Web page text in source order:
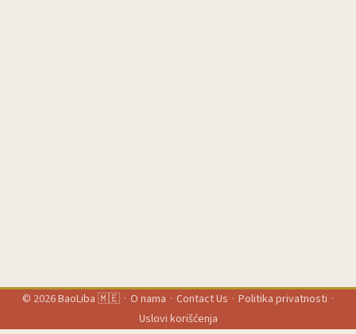
© 2026BaoLiba 🇲🇪 · O nama · Contact Us · Politika privatnosti ·
Uslovi korišćenja